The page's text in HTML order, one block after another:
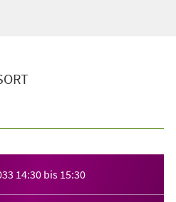
14:30 bis 15:30